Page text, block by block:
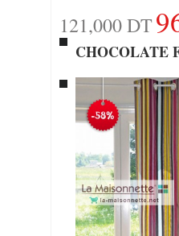
121,000 DT
CHOCOLATE